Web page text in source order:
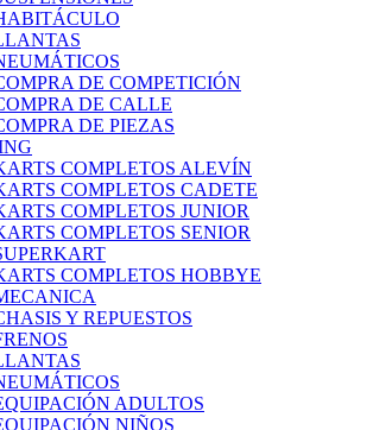
DE COMPETICIÓN
DE CALLE
DE PIEZAS
COMPLETOS ALEVÍN
COMPLETOS CADETE
COMPLETOS JUNIOR
COMPLETOS SENIOR
COMPLETOS HOBBYE
Y REPUESTOS
ADULTOS
NIÑOS